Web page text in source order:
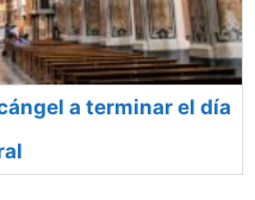
a terminar el día